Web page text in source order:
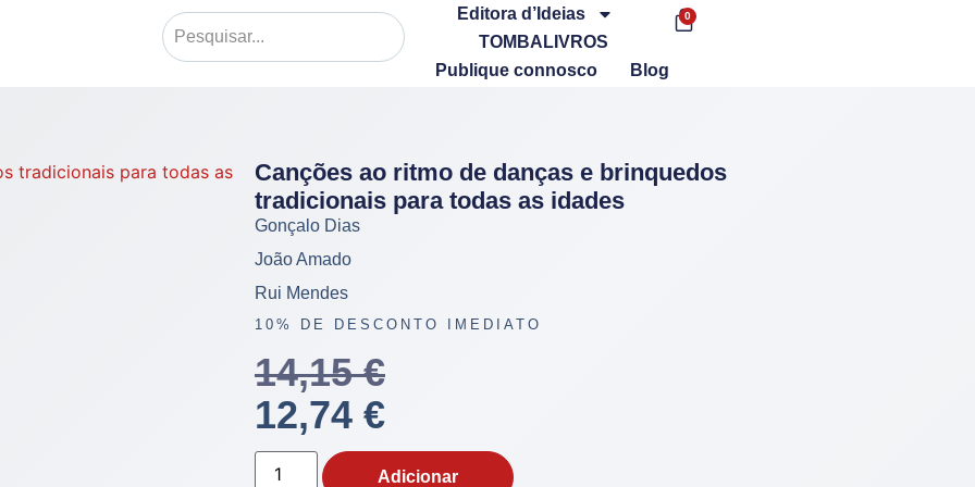
Editora d’Ideias
TOMBALIVROS
Publique connosco
Blog
0
Canções ao ritmo de danças e brinquedos
tradicionais para todas as idades
Gonçalo Dias
João Amado
Rui Mendes
10% DE DESCONTO IMEDIATO
14,15€
12,74 €
Adicionar